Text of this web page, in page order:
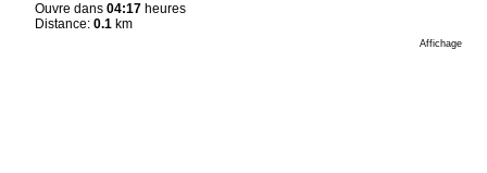
Ouvre dans04:17 heures
Distance:0.1 km
Affichage